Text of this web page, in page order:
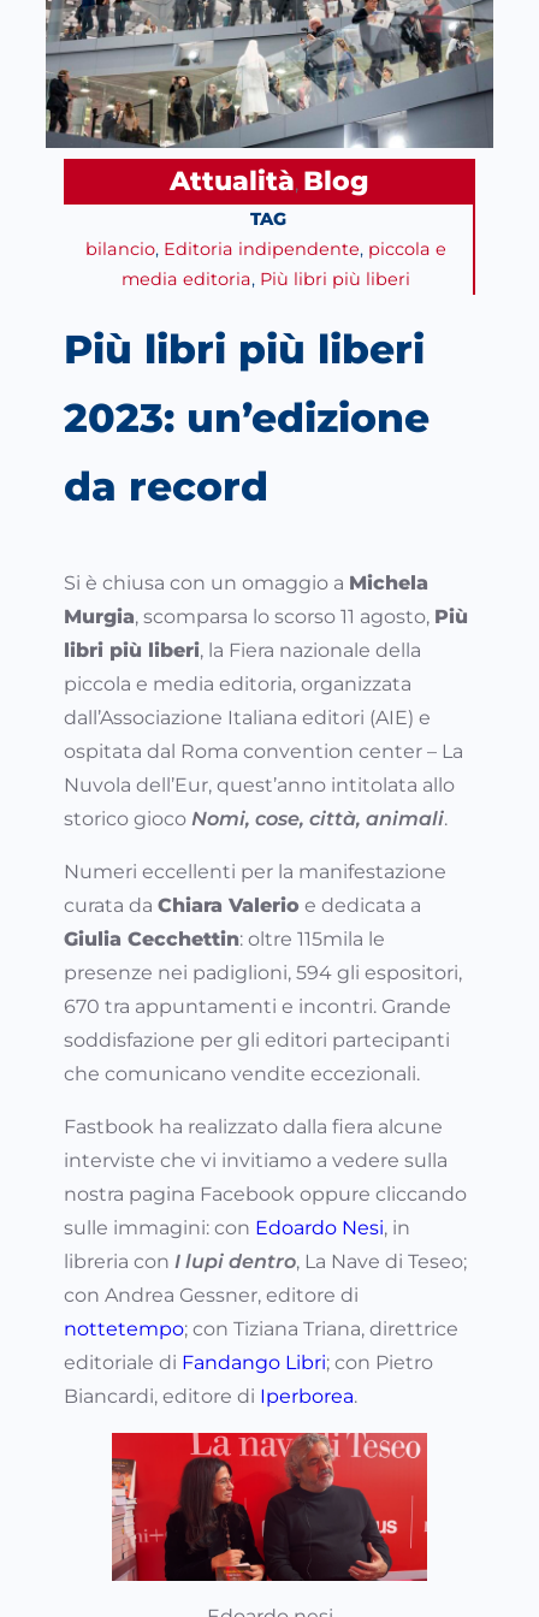
Attualità, Blog
TAG
bilancio, Editoria indipendente, piccola e
media editoria, Più libri più liberi
Più libri più liberi
2023: un’edizione
da record
Si è chiusa con un omaggio a Michela
Murgia, scomparsa lo scorso 11 agosto, Più
libri più liberi, la Fiera nazionale della
piccola e media editoria, organizzata
dall’Associazione Italiana editori (AIE) e
ospitata dal Roma convention center – La
Nuvola dell’Eur, quest’anno intitolata allo
storico gioco Nomi, cose, città, animali.
Numeri eccellenti per la manifestazione
curata da Chiara Valerio e dedicata a
Giulia Cecchettin: oltre 115mila le
presenze nei padiglioni, 594 gli espositori,
670 tra appuntamenti e incontri. Grande
soddisfazione per gli editori partecipanti
che comunicano vendite eccezionali.
Fastbook ha realizzato dalla fiera alcune
interviste che vi invitiamo a vedere sulla
nostra pagina Facebook oppure cliccando
sulle immagini: con Edoardo Nesi, in
libreria con I lupi dentro, La Nave di Teseo;
con Andrea Gessner, editore di
nottetempo; con Tiziana Triana, direttrice
editoriale di Fandango Libri; con Pietro
Biancardi, editore di Iperborea.